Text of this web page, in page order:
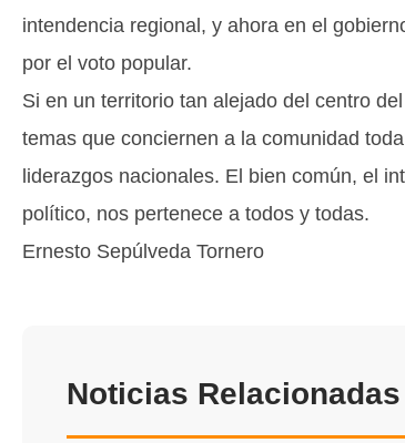
intendencia regional, y ahora en el
por el voto popular.
Si en un territorio tan alejado del centro
temas que conciernen a la comunidad
liderazgos nacionales. El bien común, el
político, nos pertenece a todos y todas.
Ernesto Sepúlveda Tornero
Noticias Relacionadas